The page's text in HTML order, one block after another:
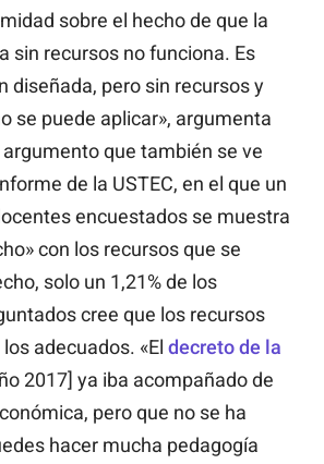
sobre el hecho de que la
sin recursos no funciona. Es
diseñada, pero sin recursos y
se puede aplicar», argumenta
argumento que también se ve
de la USTEC, en el que un
encuestados se muestra
con los recursos que se
solo un 1,21% de los
cree que los recursos
adecuados. «El decreto de la
2017] ya iba acompañado de
pero que no se ha
hacer mucha pedagogía